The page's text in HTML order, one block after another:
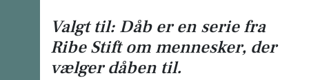
Valgt til: Dåber en serie fra
Ribe Stift om mennesker, der
vælger dåben til.